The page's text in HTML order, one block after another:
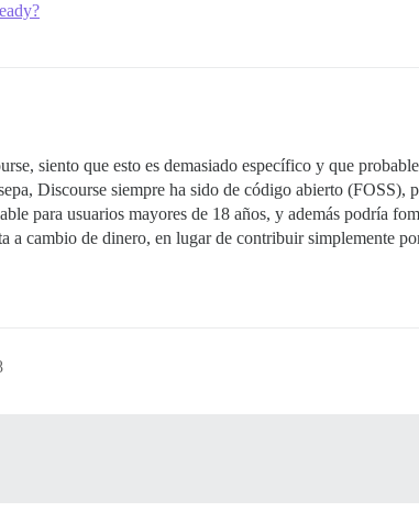
siento que esto es demasiado específico y que
Discourse siempre ha sido de código abierto (FOSS),
para usuarios mayores de 18 años, y además podría
a cambio de dinero, en lugar de contribuir simplemente